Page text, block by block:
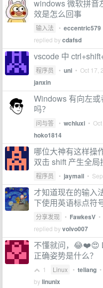
windows 微软拼音
效是怎么回事
输入法 • eccentric579
replied bycdafsd
vscode 中
程序员 • uni • Oct 17,
janxin
Windows 有向左
吗？
问与答 • wchluxi •
hoko1814
哪位大神有这样操
双击 shift 产生全
程序员 • jaymail •
才知道现在的输入
下使用英语标点符
分享发现 • FawkesV •
replied byvolvo007
不懂就问，😂❤️😍
正确姿势是什么？
1 Linux • teliang •
bylinunix